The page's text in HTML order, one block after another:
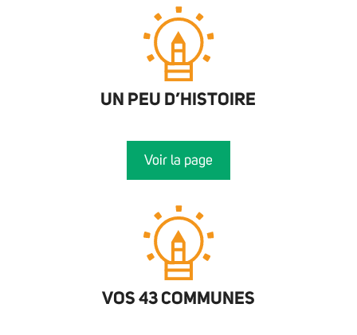
UN PEU D’HISTOIRE
Voir la page
VOS 43 COMMUNES